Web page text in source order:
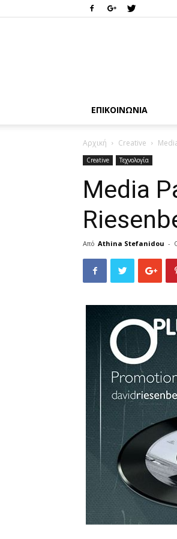
ΕΠΙΚΟΙΝΩΝΊΑ
Αρχική Creative
Creative Τεχνολογία
Media
Από Athina Stefanidou -